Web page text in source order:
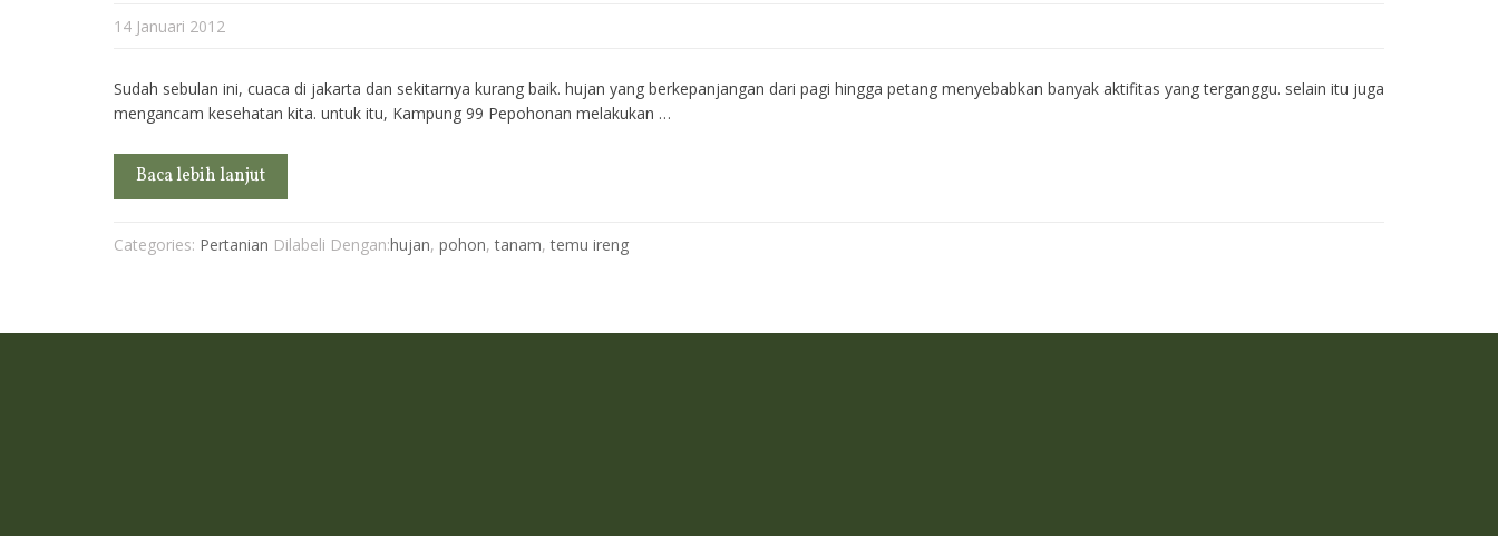
14 Januari 2012
Sudah sebulan ini, cuaca di jakarta dan sekitarnya kurang baik. hujan yang berkepanjangan dari pagi hingga petang menyebabkan banyak aktifitas yang terganggu. selain itu juga
mengancam kesehatan kita. untuk itu, Kampung 99 Pepohonan melakukan …
Baca lebih lanjut
Categories: Pertanian Dilabeli Dengan:hujan, pohon,tanam,temu ireng